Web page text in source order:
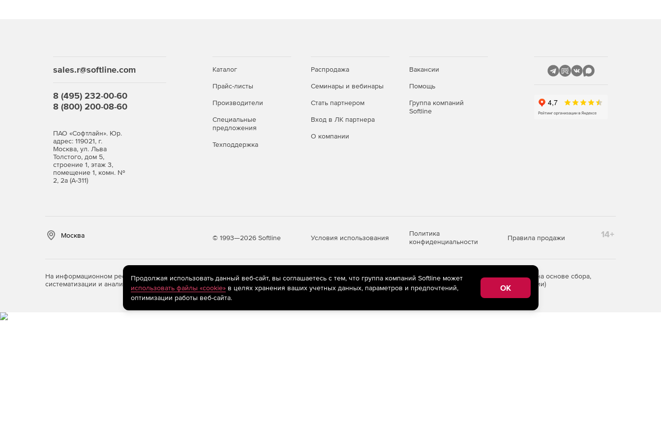
Предотвращение отключения рабочих станций в случае выполнения определенных приложений и
sales.r@softline.com
8 (495) 232-00-60
8 (800) 200-08-60
ПАО «Софтлайн». Юр.
адрес: 119021, г.
Москва, ул. Льва
Толстого, дом 5,
строение 1, этаж 3,
помещение 1, комн. №
2, 2а (А-311)
Каталог
Прайс-листы
Производители
Специальные
предложения
Техподдержка
Распродажа
Семинары и вебинары
Стать партнером
Вход в ЛК партнера
О компании
Вакансии
Помощь
Группа компаний
Softline
Москва © 1993—2026 Softline Условия использования
Политика
конфиденциальности
Правила продажи 14+
На информационном ресурсе store.softline.ru применяютсярекомендательные технологии(информационные технологии предоставления информации на основе сбора,
систематизации и анализа сведений, относящихся к предпочтениям пользователей сети «Интернет», находящихся на территории Российской Федерации)
Продолжая использовать данный веб-сайт, вы соглашаетесь с тем, что группа компаний Softline может
использовать файлы «cookie»в целях хранения ваших учетных данных, параметров и предпочтений,
оптимизации работы веб-сайта.
OK